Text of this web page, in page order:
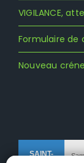
VIGILANCE,
Formulaire de
Nouveau